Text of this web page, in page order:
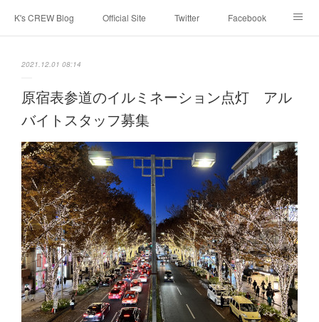
K's CREW Blog Official Site Twitter Facebook
2021.12.01 08:14
原宿表参道のイルミネーション点灯 アル
バイトスタッフ募集